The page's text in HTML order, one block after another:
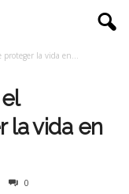
proteger la vida en...
la vida en
0